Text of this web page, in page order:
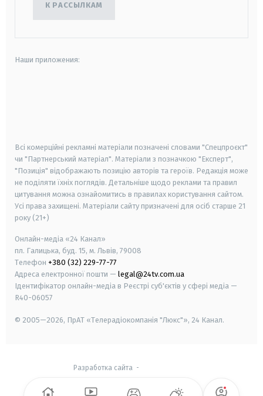
К РАССЫЛКАМ
Наши приложения:
Всі комерційні рекламні матеріали позначені словами "Спецпроєкт"
чи "Партнерський матеріал". Матеріали з позначкою "Експерт",
"Позиція" відображають позицію авторів та героїв. Редакція може
не поділяти їхніх поглядів. Детальніше щодо реклами та правил
цитування можна ознайомитись в правилах користування сайтом.
Усі права захищені. Матеріали сайту призначені для осіб старше 21
року (21+)
Онлайн-медіа «24 Канал»
пл. Галицька, буд. 15, м. Львів, 79008
Телефон +380 (32) 229-77-77
Адреса електронної пошти — legal@24tv.com.ua
Ідентифікатор онлайн-медіа в Реєстрі суб'єктів у сфері медіа —
R40-06057
© 2005—2026, ПрАТ «Телерадіокомпанія "Люкс"», 24 Канал.
Разработка сайта -